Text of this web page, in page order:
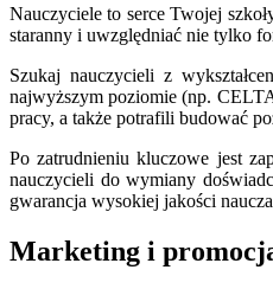
Nauczyciele to serce Twojej
staranny i uwzględniać nie tylko
Szukaj nauczycieli z
najwyższym poziomie (np.
pracy, a także potrafili budować
Po zatrudnieniu kluczowe jest
nauczycieli do wymiany
gwarancja wysokiej jakości
Marketing i